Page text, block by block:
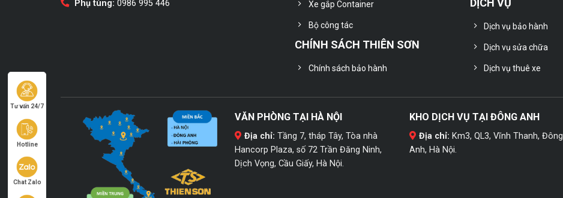
Phụ tùng: 0986 995 446 Xe gắp Container
Bộ công tác
CHÍNH SÁCH THIÊN SƠN
Chính sách bảo hành
DỊCH VỤ
Dịch vụ bảo hành
Dịch vụ sửa chữa
Dịch vụ thuê xe
VĂN PHÒNG TẠI HÀ NỘI
Địa chỉ: Tầng 7, tháp Tây, Tòa nhà
Hancorp Plaza, số 72 Trần Đăng Ninh,
Dịch Vọng, Cầu Giấy, Hà Nội.
KHO DỊCH VỤ TẠI ĐÔNG ANH
Địa chỉ: Km3, QL3, Vĩnh Thanh, Đông
Anh, Hà Nội.
Tư vấn 24/7
Hotline
Chat Zalo